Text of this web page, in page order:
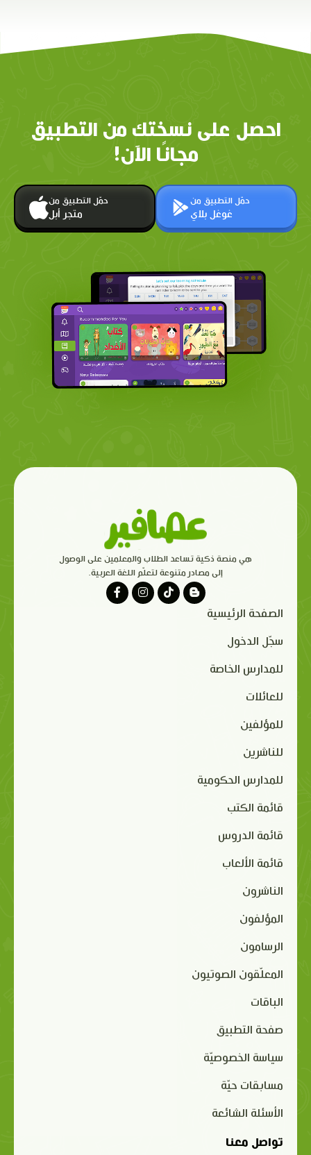
احصل على نسختك من التطبيق
مجانًا الآن!
حمّل التطبيق من
متجر أبل
حمّل التطبيق من
غوغل بلاي
هي منصة ذكية تساعد الطلاب والمعلمين على الوصول
إلى مصادر متنوعة لتعلّم اللغة العربية.
الصفحة الرئيسية
سجّل الدخول
للمدارس الخاصة
للعائلات
للمؤلفين
للناشرين
للمدارس الحكومية
قائمة الكتب
قائمة الدروس
قائمة الألعاب
الناشرون
المؤلفون
الرسامون
المعلّقون الصوتيون
الباقات
صفحة التطبيق
سياسة الخصوصيّة
مسابقات حيّة
الأسئلة الشائعة
تواصل معنا